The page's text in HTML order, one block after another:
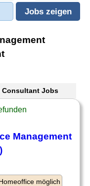
Consultant Jobs
Management
möglich